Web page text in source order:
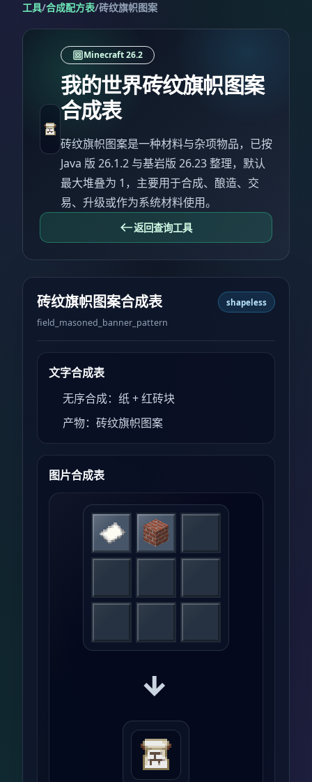
工具/合成配方表/砖纹旗帜图案
Minecraft 26.2
我的世界砖纹旗帜图案
合成表
砖纹旗帜图案是一种材料与杂项物品，已按
Java 版 26.1.2 与基岩版 26.23 整理，默认
最大堆叠为 1，主要用于合成、酿造、交
易、升级或作为系统材料使用。
返回查询工具
砖纹旗帜图案合成表
field_masoned_banner_pattern
shapeless
文字合成表
无序合成：纸 + 红砖块
产物：砖纹旗帜图案
图片合成表
→